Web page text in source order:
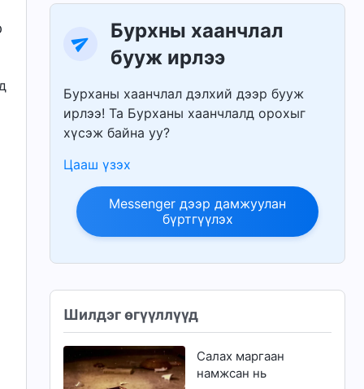
Бурхны хаанчлал
бууж ирлээ
Бурханы хаанчлал дэлхий дээр бууж
ирлээ! Та Бурханы хаанчлалд орохыг
хүсэж байна уу?
Цааш үзэх
Messenger дээр дамжуулан
бүртгүүлэх
Шилдэг өгүүллүүд
Салах маргаан
намжсан нь